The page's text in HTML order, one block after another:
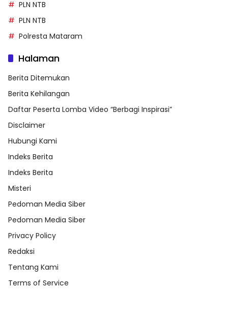
PLN NTB
PLN NTB
Polresta Mataram
Halaman
Berita Ditemukan
Berita Kehilangan
Daftar Peserta Lomba Video “Berbagi Inspirasi”
Disclaimer
Hubungi Kami
Indeks Berita
Indeks Berita
Misteri
Pedoman Media Siber
Pedoman Media Siber
Privacy Policy
Redaksi
Tentang Kami
Terms of Service